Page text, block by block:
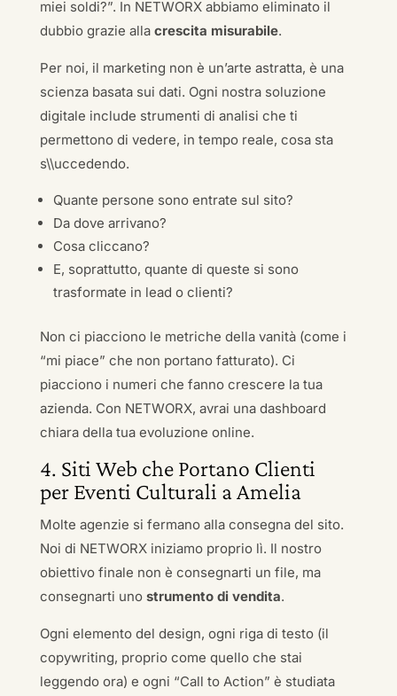
miei soldi?”. In NETWORX abbiamo eliminato il
dubbio grazie alla crescita misurabile.
Per noi, il marketing non è un’arte astratta, è una
scienza basata sui dati. Ogni nostra soluzione
digitale include strumenti di analisi che ti
permettono di vedere, in tempo reale, cosa sta
s\\uccedendo.
Quante persone sono entrate sul sito?
Da dove arrivano?
Cosa cliccano?
E, soprattutto, quante di queste si sono
trasformate in lead o clienti?
Non ci piacciono le metriche della vanità (come i
“mi piace” che non portano fatturato). Ci
piacciono i numeri che fanno crescere la tua
azienda. Con NETWORX, avrai una dashboard
chiara della tua evoluzione online.
4. Siti Web che Portano Clienti
per Eventi Culturali a Amelia
Molte agenzie si fermano alla consegna del sito.
Noi di NETWORX iniziamo proprio lì. Il nostro
obiettivo finale non è consegnarti un file, ma
consegnarti uno strumento di vendita.
Ogni elemento del design, ogni riga di testo (il
copywriting, proprio come quello che stai
leggendo ora) e ogni “Call to Action” è studiata